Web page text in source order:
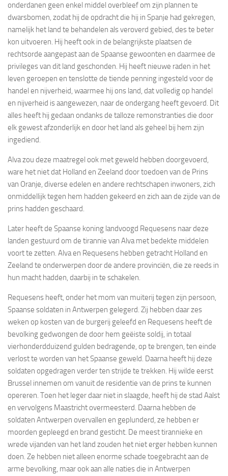
onderdanen geen enkel middel overbleef om zijn plannen te
dwarsbomen, zodat hij de opdracht die hij in Spanje had gekregen,
namelijk het land te behandelen als veroverd gebied, des te beter
kon uitvoeren. Hij heeft ook in de belangrijkste plaatsen de
rechtsorde aangepast aan de Spaanse gewoonten en daarmee de
privileges van dit land geschonden. Hij heeft nieuwe raden in het
leven geroepen en tenslotte de tiende penning ingesteld voor de
handel en nijverheid, waarmee hij ons land, dat volledig op handel
en nijverheid is aangewezen, naar de ondergang heeft gevoerd. Dit
alles heeft hij gedaan ondanks de talloze remonstranties die door
elk gewest afzonderlijk en door het land als geheel bij hem zijn
ingediend.
Alva zou deze maatregel ook met geweld hebben doorgevoerd,
ware het niet dat Holland en Zeeland door toedoen van de Prins
van Oranje, diverse edelen en andere rechtschapen inwoners, zich
onmiddellijk tegen hem hadden gekeerd en zich aan de zijde van de
prins hadden geschaard.
Later heeft de Spaanse koning landvoogd Requesens naar deze
landen gestuurd om de tirannie van Alva met bedekte middelen
voort te zetten. Alva en Requesens hebben getracht Holland en
Zeeland te onderwerpen door de andere provinciën, die ze reeds in
hun macht hadden, daarbij in te schakelen.
Requesens heeft, onder het mom van muiterij tegen zijn persoon,
Spaanse soldaten in Antwerpen gelegerd. Zij hebben daar zes
weken op kosten van de burgerij geleefd en Requesens heeft de
bevolking gedwongen de door hem geëiste soldij, in totaal
vierhonderdduizend gulden bedragende, op te brengen, ten einde
verlost te worden van het Spaanse geweld. Daarna heeft hij deze
soldaten opgedragen verder ten strijde te trekken. Hij wilde eerst
Brussel innemen om vanuit de residentie van de prins te kunnen
opereren. Toen het leger daar niet in slaagde, heeft hij de stad Aalst
en vervolgens Maastricht overmeesterd. Daarna hebben de
soldaten Antwerpen overvallen en geplunderd, ze hebben er
moorden gepleegd en brand gesticht. De meest tirannieke en
wrede vijanden van het land zouden het niet erger hebben kunnen
doen. Ze hebben niet alleen enorme schade toegebracht aan de
arme bevolking, maar ook aan alle naties die in Antwerpen